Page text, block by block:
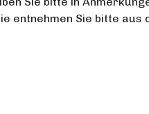
entnehmen Sie bitte aus